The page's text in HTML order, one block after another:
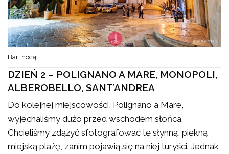
Bari nocą
DZIEŃ 2 – POLIGNANO A MARE, MONOPOLI,
ALBEROBELLO, SANT’ANDREA
Do kolejnej miejscowości, Polignano a Mare,
wyjechaliśmy dużo przed wschodem słońca.
Chcieliśmy zdążyć sfotografować tę słynną, piękną
miejską plażę, zanim pojawią się na niej turyści. Jednak